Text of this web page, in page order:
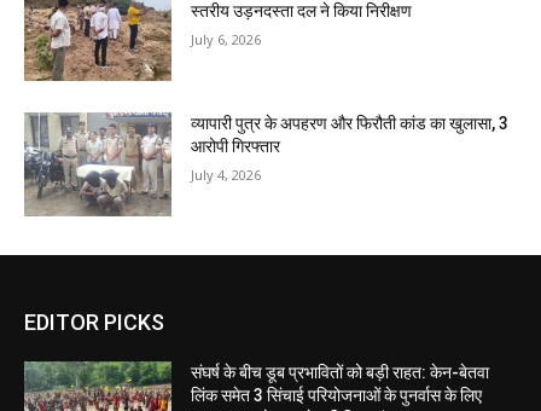
स्तरीय उड़नदस्ता दल ने किया निरीक्षण
July 6, 2026
व्यापारी पुत्र के अपहरण और फिरौती कांड का खुलासा, 3
आरोपी गिरफ्तार
July 4, 2026
EDITOR PICKS
संघर्ष के बीच डूब प्रभावितों को बड़ी राहत: केन-बेतवा
लिंक समेत 3 सिंचाई परियोजनाओं के पुनर्वास के लिए